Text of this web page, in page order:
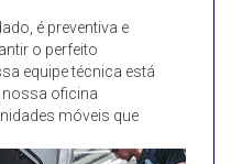
é preventiva e
o perfeito
equipe técnica está
nossa oficina
móveis que